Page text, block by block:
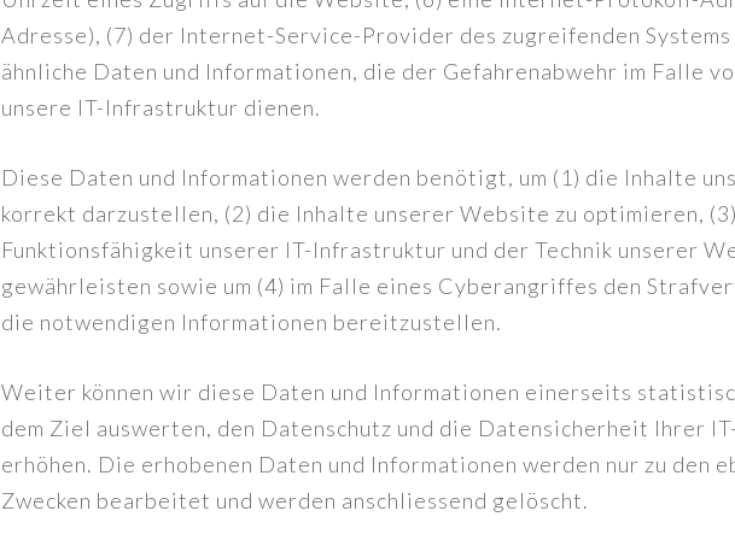
Adresse), (7) der Internet-Service-Provider des zugreifenden
ähnliche Daten und Informationen, die der Gefahrenabwehr im Falle
unsere IT-Infrastruktur dienen.
Diese Daten und Informationen werden benötigt, um (1) die Inhalte
korrekt darzustellen, (2) die Inhalte unserer Website zu optimieren,
Funktionsfähigkeit unserer IT-Infrastruktur und der Technik unserer
gewährleisten sowie um (4) im Falle eines Cyberangriffes den
die notwendigen Informationen bereitzustellen.
Weiter können wir diese Daten und Informationen einerseits
dem Ziel auswerten, den Datenschutz und die Datensicherheit Ihrer
erhöhen. Die erhobenen Daten und Informationen werden nur zu den
Zwecken bearbeitet und werden anschliessend gelöscht.